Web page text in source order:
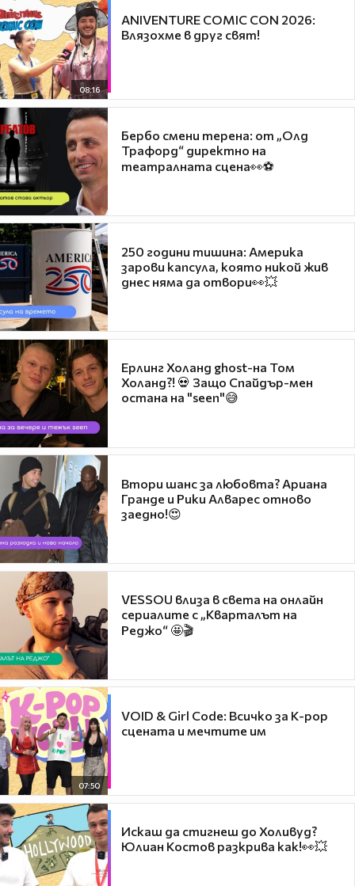
08:16
ANIVENTURE COMIC CON 2026:
Влязохме в друг свят!
Бербо смени терена: от „Олд
Трафорд“ директно на
театралната сцена👀⚽
250 години тишина: Америка
зарови капсула, която никой жив
днес няма да отвори👀💥
Ерлинг Холанд ghost-на Том
Холанд?! 💀 Защо Спайдър-мен
остана на "seen"😅
Втори шанс за любовта? Ариана
Гранде и Рики Алварес отново
заедно!😍
VESSOU влиза в света на онлайн
сериалите с „Кварталът на
Реджо“ 🤩🎬
07:50
VOID & Girl Code: Всичко за K-pop
сцената и мечтите им
Искаш да стигнеш до Холивуд?
Юлиан Костов разкрива как!👀💥